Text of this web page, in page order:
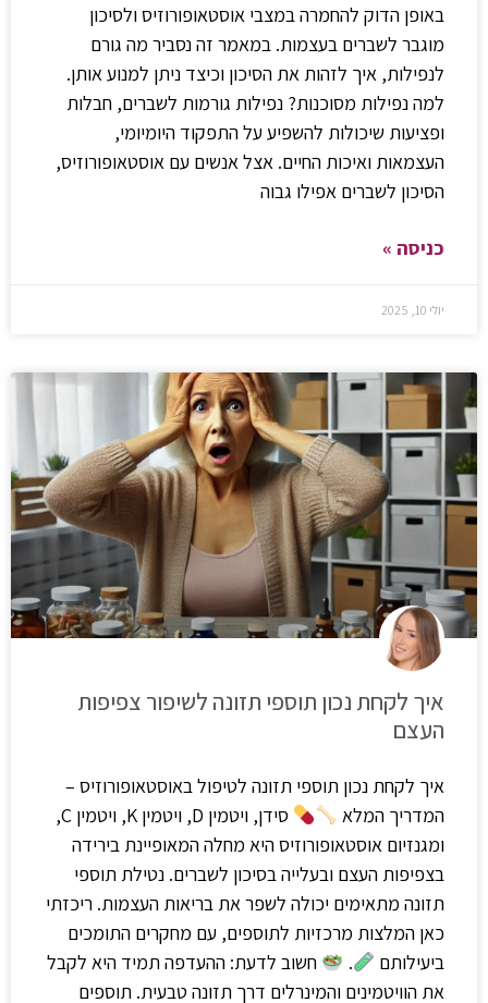
באופן הדוק להחמרה במצבי אוסטאופורוזיס ולסיכון
מוגבר לשברים בעצמות. במאמר זה נסביר מה גורם
לנפילות, איך לזהות את הסיכון וכיצד ניתן למנוע אותן.
למה נפילות מסוכנות? נפילות גורמות לשברים, חבלות
ופציעות שיכולות להשפיע על התפקוד היומיומי,
העצמאות ואיכות החיים. אצל אנשים עם אוסטאופורוזיס,
הסיכון לשברים אפילו גבוה
כניסה »
יולי 10, 2025
איך לקחת נכון תוספי תזונה לשיפור צפיפות
העצם
איך לקחת נכון תוספי תזונה לטיפול באוסטאופורוזיס –
המדריך המלא
סידן, ויטמין D, ויטמין K, ויטמין C,
ומגנזיום אוסטאופורוזיס היא מחלה המאופיינת בירידה
בצפיפות העצם ובעלייה בסיכון לשברים. נטילת תוספי
תזונה מתאימים יכולה לשפר את בריאות העצמות. ריכזתי
כאן המלצות מרכזיות לתוספים, עם מחקרים התומכים
ביעילותם
.
חשוב לדעת: ההעדפה תמיד היא לקבל
את הוויטמינים והמינרלים דרך תזונה טבעית. תוספים